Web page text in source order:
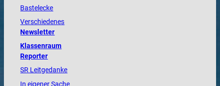
Bastelecke
Verschiedenes
Newsletter
Klassenraum
Reporter
SR Leitgedanke
In eigener Sache